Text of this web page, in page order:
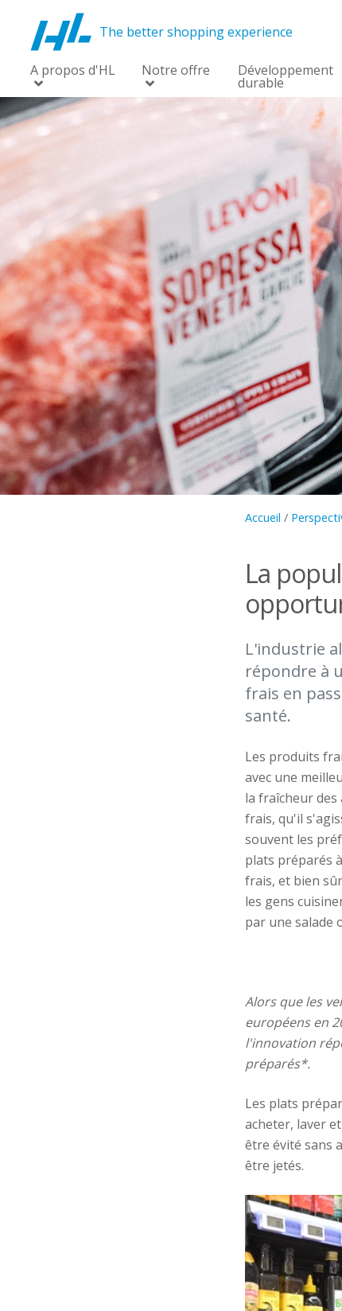
The better shopping experience
A propos d'HL Notre offre Développement
durable
Accueil /
La
L'industrie
répondre à
frais en
santé.
Les produits
avec une
la fraîcheur des
frais, qu'il
souvent les
plats préparés
frais, et bien
les gens
par une salade
Alorsque les
européens en
l'innovation
préparés*.
Les plats
acheter, laver
être évité sans
être jetés.